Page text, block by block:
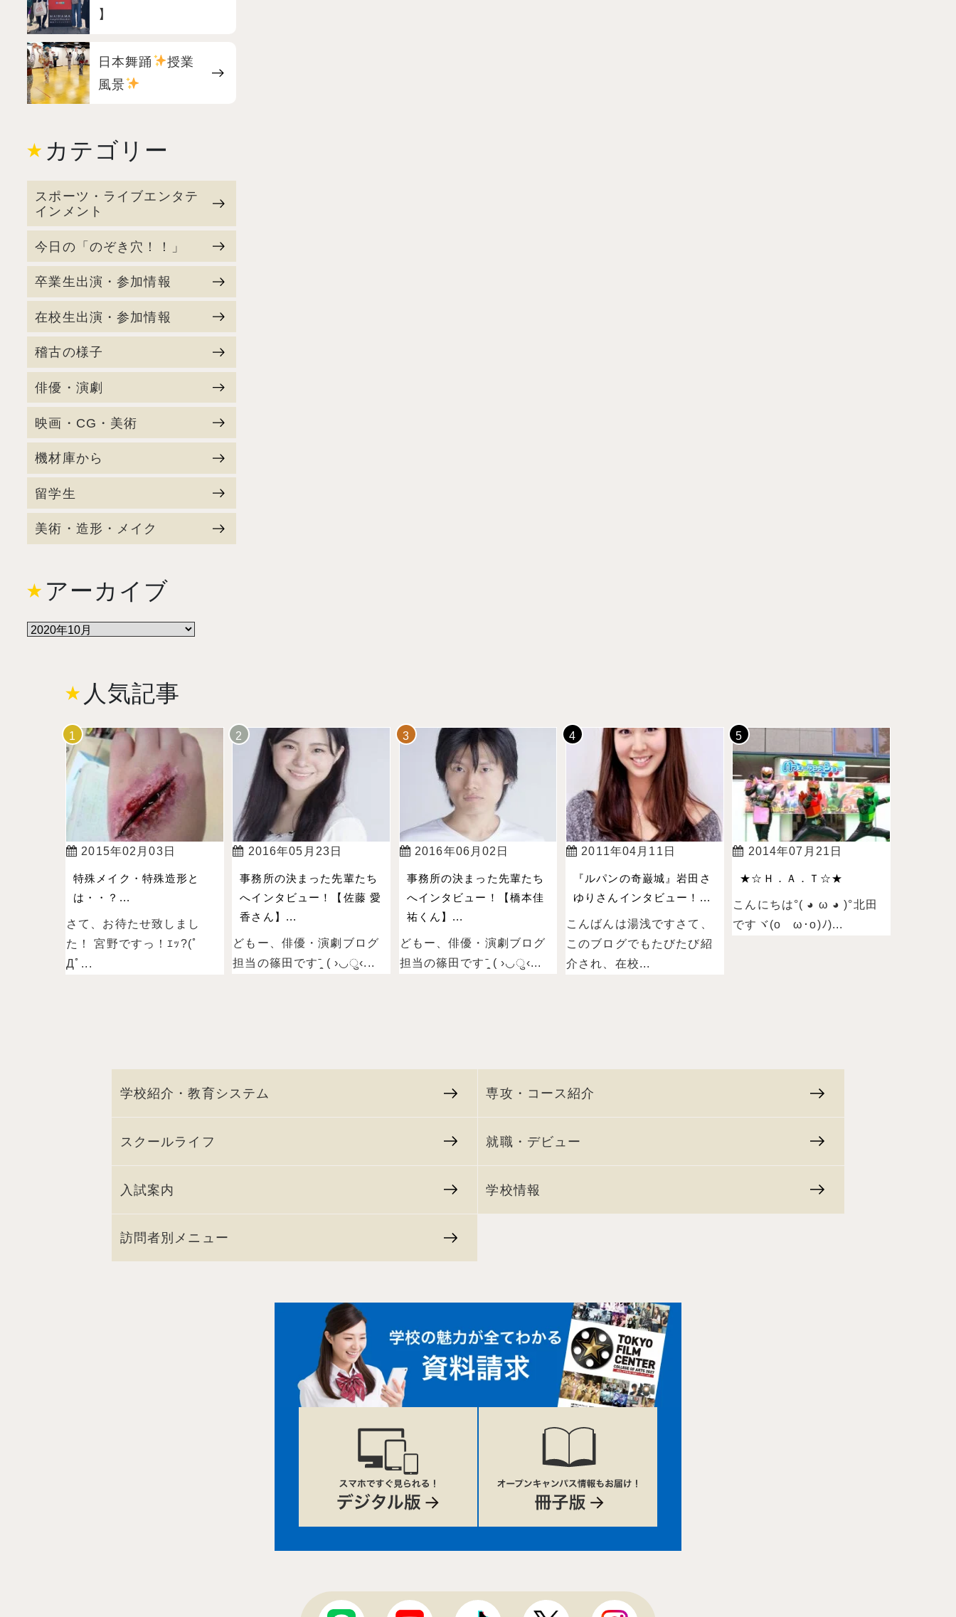
】
日本舞踊
授業
風景
カテゴリー
スポーツ・ライブエンタテ
インメント
今日の「のぞき穴！！」
卒業生出演・参加情報
在校生出演・参加情報
稽古の様子
俳優・演劇
映画・CG・美術
機材庫から
留学生
美術・造形・メイク
アーカイブ
人気記事
2015年02月03日
特殊メイク・特殊造形と
は・・？...
さて、お待たせ致しまし
た！ 宮野ですっ！ｴｯ?(ﾟ
Дﾟ...
2016年05月23日
事務所の決まった先輩たち
へインタビュー！【佐藤 愛
香さん】...
どもー、俳優・演劇ブログ
担当の篠田ですˉ̞̭ ( ›◡ु‹...
2016年06月02日
事務所の決まった先輩たち
へインタビュー！【橋本佳
祐くん】...
どもー、俳優・演劇ブログ
担当の篠田ですˉ̞̭ ( ›◡ु‹...
2011年04月11日
『ルパンの奇巌城』岩田さ
ゆりさんインタビュー！...
こんばんは湯浅ですさて、
このブログでもたびたび紹
介され、在校...
2014年07月21日
★☆Ｈ．Ａ．Ｔ☆★
こんにちは°( ◕ ω ◕ )°北田
ですヾ(oゝω･o)ﾉ)...
学校紹介・教育システム 専攻・コース紹介
スクールライフ 就職・デビュー
入試案内 学校情報
訪問者別メニュー